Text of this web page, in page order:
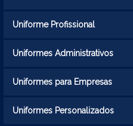
Uniforme Profissional
Uniformes Administrativos
Uniformes para Empresas
Uniformes Personalizados